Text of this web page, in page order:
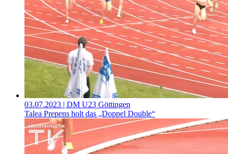
03.07.2023 | DM U23 Göttingen
Talea Prepens holt das „Doppel Double“